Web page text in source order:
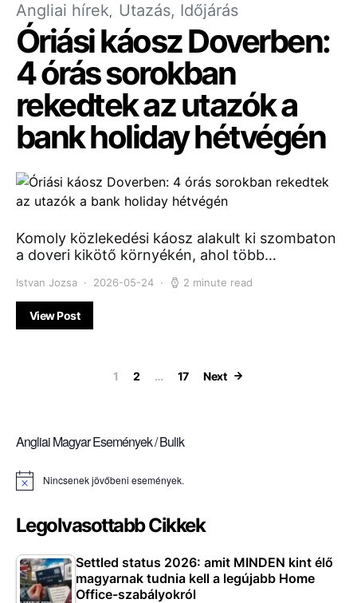
Angliai hírek Utazás, Időjárás
Óriási káosz Doverben:
4 órás sorokban
rekedtek az utazók a
bank holiday hétvégén
Komoly közlekedési káosz alakult ki szombaton
a doveri kikötő környékén, ahol több…
Istvan Jozsa 2026-05-24 2 minute read
View Post
Bejegyzések
1 2 … 17 Next
Angliai Magyar Események / Bulik
Notice Nincsenek jövőbeni események.
Legolvasottabb Cikkek
Settled status 2026: amit MINDEN kint élő
magyarnak tudnia kell a legújabb Home
Office-szabályokról